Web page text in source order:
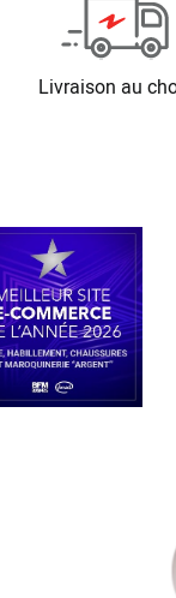
Livraison au